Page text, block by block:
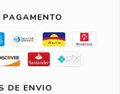
DE ENVIO